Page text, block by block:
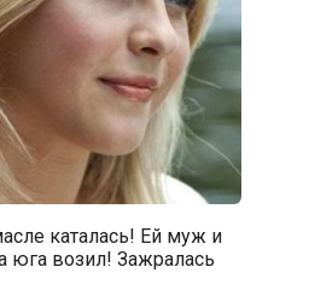
каталась! Ей муж и
юга возил! Зажралась